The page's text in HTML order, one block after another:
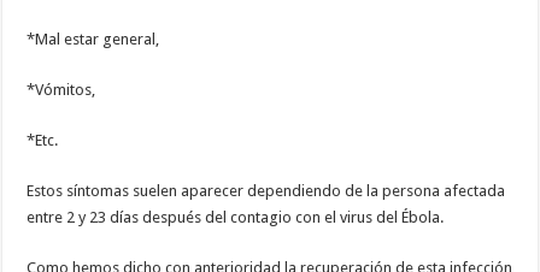
*Mal estar general,
*Vómitos,
*Etc.
Estos síntomas suelen aparecer dependiendo de la persona afectada
entre 2 y 23 días después del contagio con el virus del Ébola.
Como hemos dicho con anterioridad la recuperación de esta infección